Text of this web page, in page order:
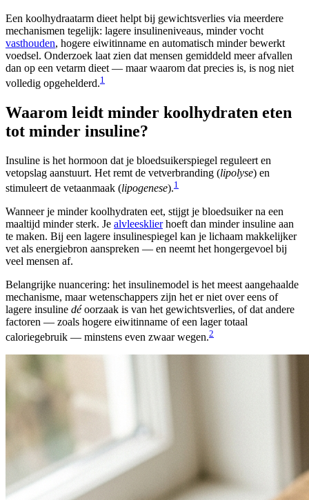
Een koolhydraatarm dieet helpt bij gewichtsverlies via meerdere
mechanismen tegelijk: lagere insulineniveaus, minder vocht
vasthouden, hogere eiwitinname en automatisch minder bewerkt
voedsel. Onderzoek laat zien dat mensen gemiddeld meer afvallen
dan op een vetarm dieet — maar waarom dat precies is, is nog niet
volledig opgehelderd.1
Waarom leidt minder koolhydraten eten
tot minder insuline?
Insuline is het hormoon dat je bloedsuikerspiegel reguleert en
vetopslag aanstuurt. Het remt de vetverbranding (lipolyse) en
stimuleert de vetaanmaak (lipogenese).1
Wanneer je minder koolhydraten eet, stijgt je bloedsuiker na een
maaltijd minder sterk. Je alvleesklierhoeft dan minder insuline aan
te maken. Bij een lagere insulinespiegel kan je lichaam makkelijker
vet als energiebron aanspreken — en neemt het hongergevoel bij
veel mensen af.
Belangrijke nuancering: het insulinemodel is het meest aangehaalde
mechanisme, maar wetenschappers zijn het er niet over eens of
lagere insuline déoorzaak is van het gewichtsverlies, of dat andere
factoren — zoals hogere eiwitinname of een lager totaal
caloriegebruik — minstens even zwaar wegen.2